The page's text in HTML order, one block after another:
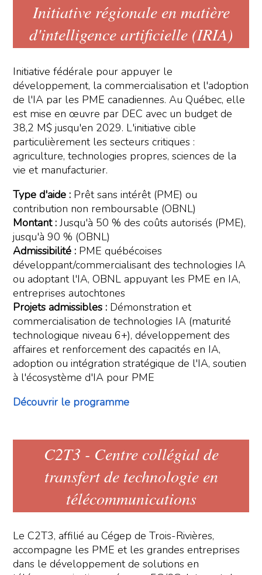
Initiative régionale en matière
d'intelligence artificielle (IRIA)
Initiative fédérale pour appuyer le
développement, la commercialisation et l'adoption
de l'IA par les PME canadiennes. Au Québec, elle
est mise en œuvre par DEC avec un budget de
38,2 M$ jusqu'en 2029. L'initiative cible
particulièrement les secteurs critiques :
agriculture, technologies propres, sciences de la
vie et manufacturier.
Type d'aide : Prêt sans intérêt (PME) ou
contribution non remboursable (OBNL)
Montant :Jusqu'à 50 % des coûts autorisés (PME),
jusqu'à 90 % (OBNL)
Admissibilité : PME québécoises
développant/commercialisant des technologies IA
ou adoptant l'IA, OBNL appuyant les PME en IA,
entreprises autochtones
Projets admissibles : Démonstration et
commercialisation de technologies IA (maturité
technologique niveau 6+), développement des
affaires et renforcement des capacités en IA,
adoption ou intégration stratégique de l'IA, soutien
à l'écosystème d'IA pour PME
Découvrir le programme
C2T3 - Centre collégial de
transfert de technologie en
télécommunications
Le C2T3, affilié au Cégep de Trois-Rivières,
accompagne les PME et les grandes entreprises
dans le développement de solutions en